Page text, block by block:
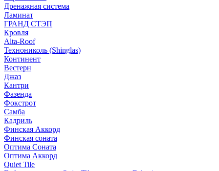
Дренажная система
Ламинат
ГРАНД СТЭП
Кровля
Alta-Roof
Технониколь (Shinglas)
Континент
Вестерн
Джаз
Кантри
Фазенда
Фокстрот
Самба
Кадриль
Финская Аккорд
Финская соната
Оптима Соната
Оптима Аккорд
Quiet Tile